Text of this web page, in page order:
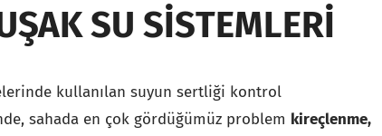
SU SISTEMLERI
kullanılan suyun sertliği kontrol
sahada en çok gördüğümüz problem kireçlenme,